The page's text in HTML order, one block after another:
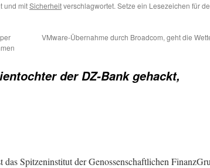
und mitSicherheitverschlagwortet. Setze ein Lesezeichen für
VMware-Übernahme durch Broadcom, geht die
der DZ-Bank gehackt,
Spitzeninstitut der Genossenschaftlichen